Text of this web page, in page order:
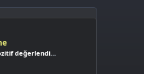
değerlendirme